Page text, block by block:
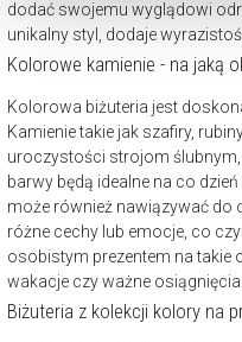
dodać swojemu wyglądowi
unikalny styl, dodaje
Kolorowe kamienie - na jaką
Kolorowa biżuteria jest
Kamienie takie jak szafiry,
uroczystości strojom
barwy będą idealne na co
może również nawiązywać do
różne cechy lub emocje, co
osobistym prezentem na takie
wakacje czy ważne osiągnięcia.
Biżuteria z kolekcji kolory na